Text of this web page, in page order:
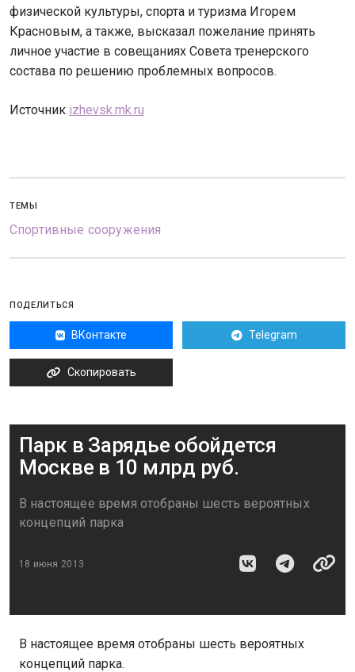
физической культуры, спорта и туризма Игорем
Красновым, а также, высказал пожелание принять
личное участие в совещаниях Совета тренерского
состава по решению проблемных вопросов.
Источник izhevsk.mk.ru
ТЕМЫ
Спортивные сооружения
ПОДЕЛИТЬСЯ
ВКонтакте Telegram
Скопировать
Парк в Зарядье обойдется
Москве в 10 млрд руб.
В настоящее время отобраны шесть вероятных
концепций парка
18 июня 2013
В настоящее время отобраны шесть вероятных
концепций парка.